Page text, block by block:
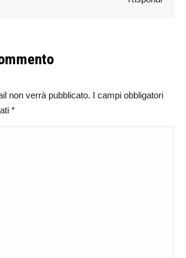
non verrà pubblicato. I campi obbligatori
*